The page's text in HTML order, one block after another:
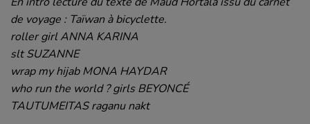
de voyage : Taïwan à bicyclette.
roller girl ANNA KARINA
slt SUZANNE
wrap my hijab MONA HAYDAR
who run the world ? girls BEYONCÉ
TAUTUMEITAS raganu nakt